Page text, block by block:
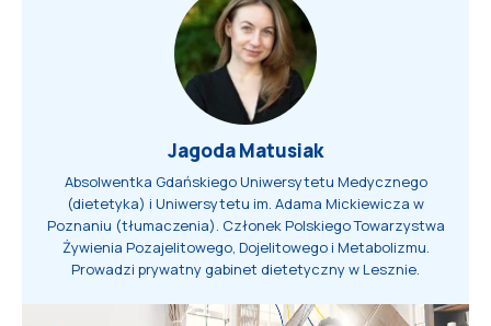
Jagoda Matusiak
Absolwentka Gdańskiego Uniwersytetu Medycznego
(dietetyka) i Uniwersytetu im. Adama Mickiewicza w
Poznaniu (tłumaczenia). Członek Polskiego Towarzystwa
Żywienia Pozajelitowego, Dojelitowego i Metabolizmu.
Prowadzi prywatny gabinet dietetyczny w Lesznie.